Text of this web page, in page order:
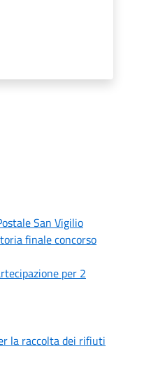
San Vigilio
finale concorso
per 2
la raccolta dei rifiuti